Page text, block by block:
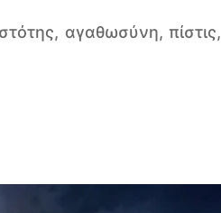
αγαθωσύνη, πίστις,